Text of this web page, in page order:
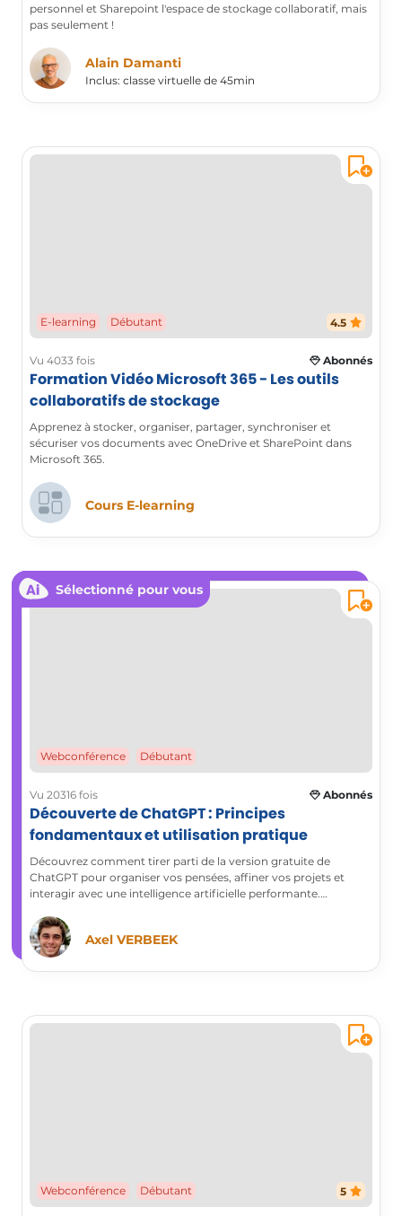
personnel et Sharepoint l'espace de stockage collaboratif, mais
pas seulement !
Alain Damanti
Inclus: classe virtuelle de 45min
E-learning Débutant 4.5
Vu 4033 fois Abonnés
Formation Vidéo Microsoft 365 - Les outils
collaboratifs de stockage
Apprenez à stocker, organiser, partager, synchroniser et
sécuriser vos documents avec OneDrive et SharePoint dans
Microsoft 365.
Cours E-learning
Sélectionné pour vous
Webconférence Débutant
Vu 20316 fois Abonnés
Découverte de ChatGPT : Principes
fondamentaux et utilisation pratique
Découvrez comment tirer parti de la version gratuite de
ChatGPT pour organiser vos pensées, affiner vos projets et
interagir avec une intelligence artificielle performante.
explorer vos idées en optimisant votre créativité et votre
efficacité. Profitez d’une assistance intelligente pour générer du
contenu, clarifier vos concepts et améliorer votre productivité
dès aujourd’hui !
Axel VERBEEK
Webconférence Débutant 5